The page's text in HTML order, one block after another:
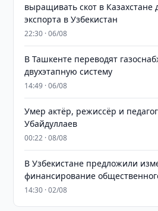
выращивать скот в Казахстане
экспорта в Узбекистан
22:30 · 06/08
В Ташкенте переводят
двухэтапную систему
14:49 · 06/08
Умер актёр, режиссёр и
Убайдуллаев
00:22 · 08/08
В Узбекистане предложили
финансирование
14:30 · 02/08